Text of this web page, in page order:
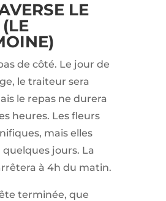
LE
de côté. Le jour de
le traiteur sera
le repas ne durera
heures. Les fleurs
mais elles
jours. La
à 4h du matin.
terminée, que